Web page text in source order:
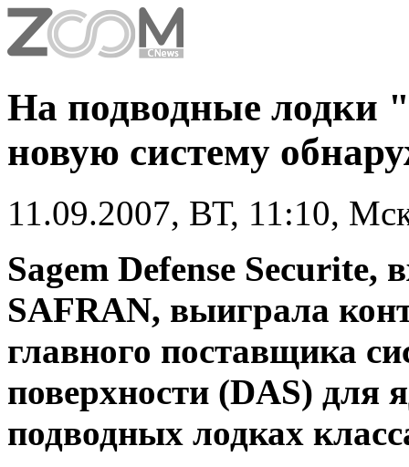
На подводные лодки
новую систему
11.09.2007, ВТ, 11:10,
Sagem Defense
SAFRAN, выиграла
главного поставщика
поверхности (DAS) для
подводных лодках